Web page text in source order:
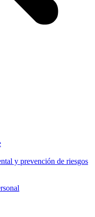
y prevención de riesgos